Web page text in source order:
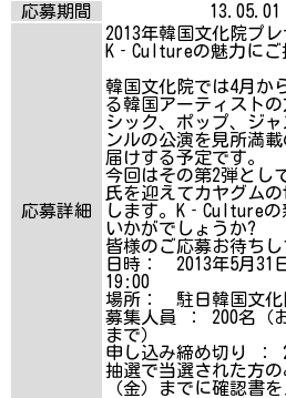
応募期間
応募詳細
2013年韓国文化院プ
K‐Cultureの魅力にご
韓国文化院では4月か
る韓国アーティスト
シック、ポップ、ジ
ンルの公演を見所満
届けする予定です。
今回はその第2弾とし
氏を迎えてカヤグム
します。K‐Cultureの
いかがでしょうか?
皆様のご応募お待ちし
日時： 2013年5月
19:00
場所： 駐日韓国文化
募集人員 ： 200名（
まで）
申し込み締め切り ：
抽選で当選された方の
（金）までに確認書